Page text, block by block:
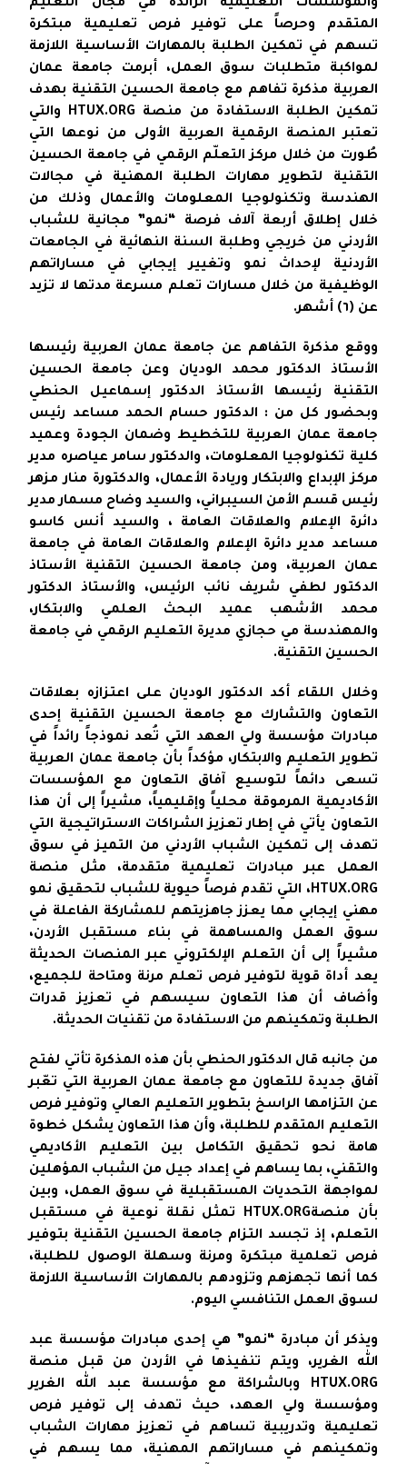
والمؤسسات التعليمية الرائدة في مجال التعليم
المتقدم وحرصاً على توفير فرص تعليمية مبتكرة
تسهم في تمكين الطلبة بالمهارات الأساسية اللازمة
لمواكبة متطلبات سوق العمل، أبرمت جامعة عمان
العربية مذكرة تفاهم مع جامعة الحسين التقنية بهدف
تمكين الطلبة الاستفادة من منصة HTUX.ORG والتي
تعتبر المنصة الرقمية العربية الأولى من نوعها التي
طُورت من خلال مركز التعلّم الرقمي في جامعة الحسين
التقنية لتطوير مهارات الطلبة المهنية في مجالات
الهندسة وتكنولوجيا المعلومات والأعمال وذلك من
خلال إطلاق أربعة آلاف فرصة “نمو” مجانية للشباب
الأردني من خريجي وطلبة السنة النهائية في الجامعات
الأردنية لإحداث نمو وتغيير إيجابي في مساراتهم
الوظيفية من خلال مسارات تعلم مسرعة مدتها لا تزيد
عن (٦) أشهر.
ووقع مذكرة التفاهم عن جامعة عمان العربية رئيسها
الأستاذ الدكتور محمد الوديان وعن جامعة الحسين
التقنية رئيسها الأستاذ الدكتور إسماعيل الحنطي
وبحضور كل من : الدكتور حسام الحمد مساعد رئيس
جامعة عمان العربية للتخطيط وضمان الجودة وعميد
كلية تكنولوجيا المعلومات، والدكتور سامر عياصره مدير
مركز الإبداع والابتكار وريادة الأعمال، والدكتورة منار مزهر
رئيس قسم الأمن السيبراني، والسيد وضاح مسمار مدير
دائرة الإعلام والعلاقات العامة ، والسيد أنس كاسو
مساعد مدير دائرة الإعلام والعلاقات العامة في جامعة
عمان العربية، ومن جامعة الحسين التقنية الأستاذ
الدكتور لطفي شريف نائب الرئيس، والأستاذ الدكتور
محمد الأشهب عميد البحث العلمي والابتكار،
والمهندسة مي حجازي مديرة التعليم الرقمي في جامعة
الحسين التقنية.
وخلال اللقاء أكد الدكتور الوديان على اعتزازه بعلاقات
التعاون والتشارك مع جامعة الحسين التقنية إحدى
مبادرات مؤسسة ولي العهد التي تُعد نموذجاً رائداً في
تطوير التعليم والابتكار، مؤكداً بأن جامعة عمان العربية
تسعى دائماً لتوسيع آفاق التعاون مع المؤسسات
الأكاديمية المرموقة محلياً وإقليمياً، مشيراً إلى أن هذا
التعاون يأتي في إطار تعزيز الشراكات الاستراتيجية التي
تهدف إلى تمكين الشباب الأردني من التميز في سوق
العمل عبر مبادرات تعليمية متقدمة، مثل منصة
HTUX.ORG، التي تقدم فرصاً حيوية للشباب لتحقيق نمو
مهني إيجابي مما يعزز جاهزيتهم للمشاركة الفاعلة في
سوق العمل والمساهمة في بناء مستقبل الأردن،
مشيراً إلى أن التعلم الإلكتروني عبر المنصات الحديثة
يعد أداة قوية لتوفير فرص تعلم مرنة ومتاحة للجميع،
وأضاف أن هذا التعاون سيسهم في تعزيز قدرات
الطلبة وتمكينهم من الاستفادة من تقنيات الحديثة.
من جانبه قال الدكتور الحنطي بأن هذه المذكرة تأتي لفتح
آفاق جديدة للتعاون مع جامعة عمان العربية التي تعّبر
عن التزامها الراسخ بتطوير التعليم العالي وتوفير فرص
التعليم المتقدم للطلبة، وأن هذا التعاون يشكل خطوة
هامة نحو تحقيق التكامل بين التعليم الأكاديمي
والتقني، بما يساهم في إعداد جيل من الشباب المؤهلين
لمواجهة التحديات المستقبلية في سوق العمل، وبين
بأن منصةHTUX.ORG تمثل نقلة نوعية في مستقبل
التعلم، إذ تجسد التزام جامعة الحسين التقنية بتوفير
فرص تعلمية مبتكرة ومرنة وسهلة الوصول للطلبة،
كما أنها تجهزهم وتزودهم بالمهارات الأساسية اللازمة
لسوق العمل التنافسي اليوم.
ويذكر أن مبادرة “نمو” هي إحدى مبادرات مؤسسة عبد
الله الغرير، ويتم تنفيذها في الأردن من قبل منصة
HTUX.ORG وبالشراكة مع مؤسسة عبد الله الغرير
ومؤسسة ولي العهد، حيث تهدف إلى توفير فرص
تعليمية وتدريبية تساهم في تعزيز مهارات الشباب
وتمكينهم في مساراتهم المهنية، مما يسهم في